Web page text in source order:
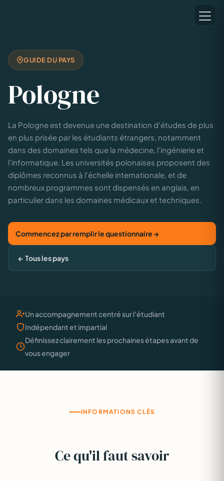
GUIDE DU PAYS
Pologne
La Pologne est devenue une destination d'études de plus
en plus prisée par les étudiants étrangers, notamment
dans des domaines tels que la médecine, l'ingénierie et
l'informatique. Les universités polonaises proposent des
diplômes reconnus à l'échelle internationale, et de
nombreux programmes sont dispensés en anglais, en
particulier dans les domaines médicaux et techniques.
Commencez par remplir le questionnaire →
← Tous les pays
Un accompagnement centré sur l'étudiant
Indépendant et impartial
Définissez clairement les prochaines étapes avant de
vous engager
INFORMATIONS CLÉS
Ce qu'il faut savoir